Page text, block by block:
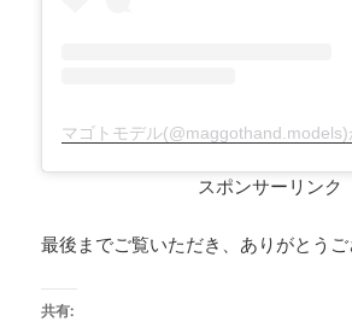
スポンサーリンク
最後までご覧いただき、ありがとうご
共有: